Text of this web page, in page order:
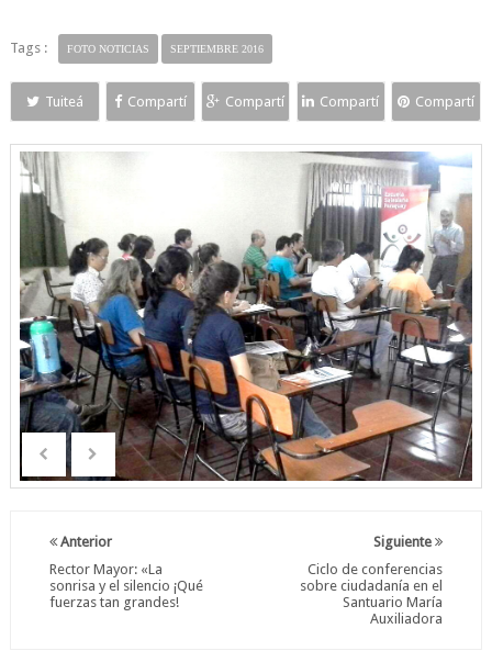
Tags : FOTO NOTICIAS SEPTIEMBRE 2016
Tuiteá Compartí Compartí Compartí Compartí
Siguiente
Ciclo de conferencias
sobre ciudadanía en el
Santuario María
Auxiliadora
Anterior
Rector Mayor: «La
sonrisa y el silencio ¡Qué
fuerzas tan grandes!